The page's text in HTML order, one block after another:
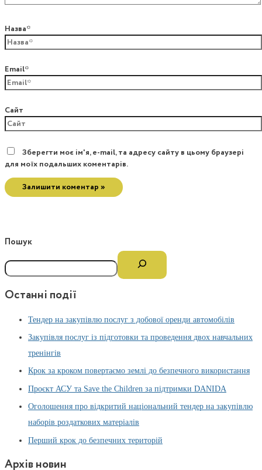
Назва*
Email*
Сайт
Зберегти моє ім'я, e-mail, та адресу сайту в цьому браузері
для моїх подальших коментарів.
Пошук
Останні події
Тендер на закупівлю послуг з добової оренди автомобілів
Закупівля послуг із підготовки та проведення двох навчальних
тренінгів
Крок за кроком повертаємо землі до безпечного використання
Проєкт АСУ та Save the Children за підтримки DANIDA
Оголошення про відкритий національний тендер на закупівлю
наборів роздаткових матеріалів
Перший крок до безпечних територій
Архів новин